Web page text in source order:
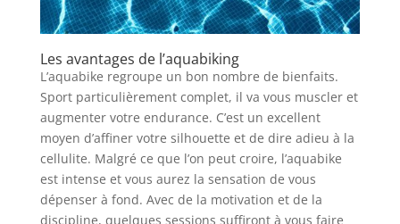
Les avantages de l’aquabiking
L’aquabike regroupe un bon nombre de bienfaits.
Sport particulièrement complet, il va vous muscler et
augmenter votre endurance. C’est un excellent
moyen d’affiner votre silhouette et de dire adieu à la
cellulite. Malgré ce que l’on peut croire, l’aquabike
est intense et vous aurez la sensation de vous
dépenser à fond. Avec de la motivation et de la
discipline, quelques sessions suffiront à vous faire